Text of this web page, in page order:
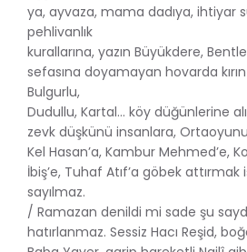
ya, ayvaza, mama dadıya, ihtiyar
pehlivanlık
kurallarına, yazın Büyükdere,
sefasına doyamayan hovarda
Bulgurlu,
Dudullu, Kartal… köy düğünlerine
zevk düşkünü insanlara,
Kel Hasan’a, Kambur Mehmed’e,
İbiş’e, Tuhaf Atıf’a göbek attırmak
sayılmaz.
/ Ramazan denildi mi sade şu
hatırlanmaz. Sessiz Hacı Reşid,